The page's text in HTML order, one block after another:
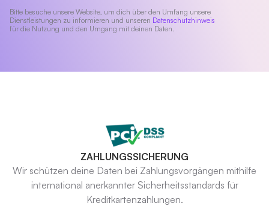
Bitte besuche unsere Website, um dich über den Umfang unsere
Dienstleistungen zu informieren und unseren Datenschutzhinweis
für die Nutzung und den Umgang mit deinen Daten.
ZAHLUNGSSICHERUNG
Wir schützen deine Daten bei Zahlungsvorgängen mithilfe
international anerkannter Sicherheitsstandards für
Kreditkartenzahlungen.